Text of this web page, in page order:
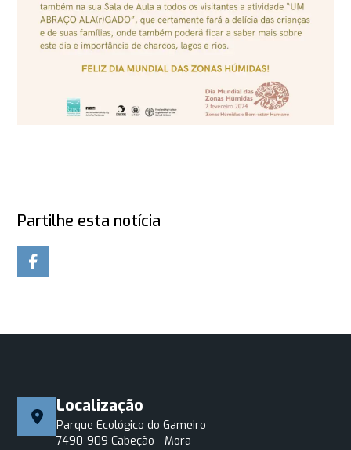
Partilhe esta notícia
Localização
Parque Ecológico do Gameiro
7490-909 Cabeção - Mora